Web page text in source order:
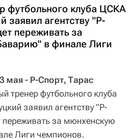
футбольного клуба ЦСКА
заявил агентству "Р-
переживать за
в финале Лиги
мая - Р-Спорт, Тарас
тренер футбольного клуба
заявил агентству "Р-
переживать за мюнхенскую
Лиги чемпионов.